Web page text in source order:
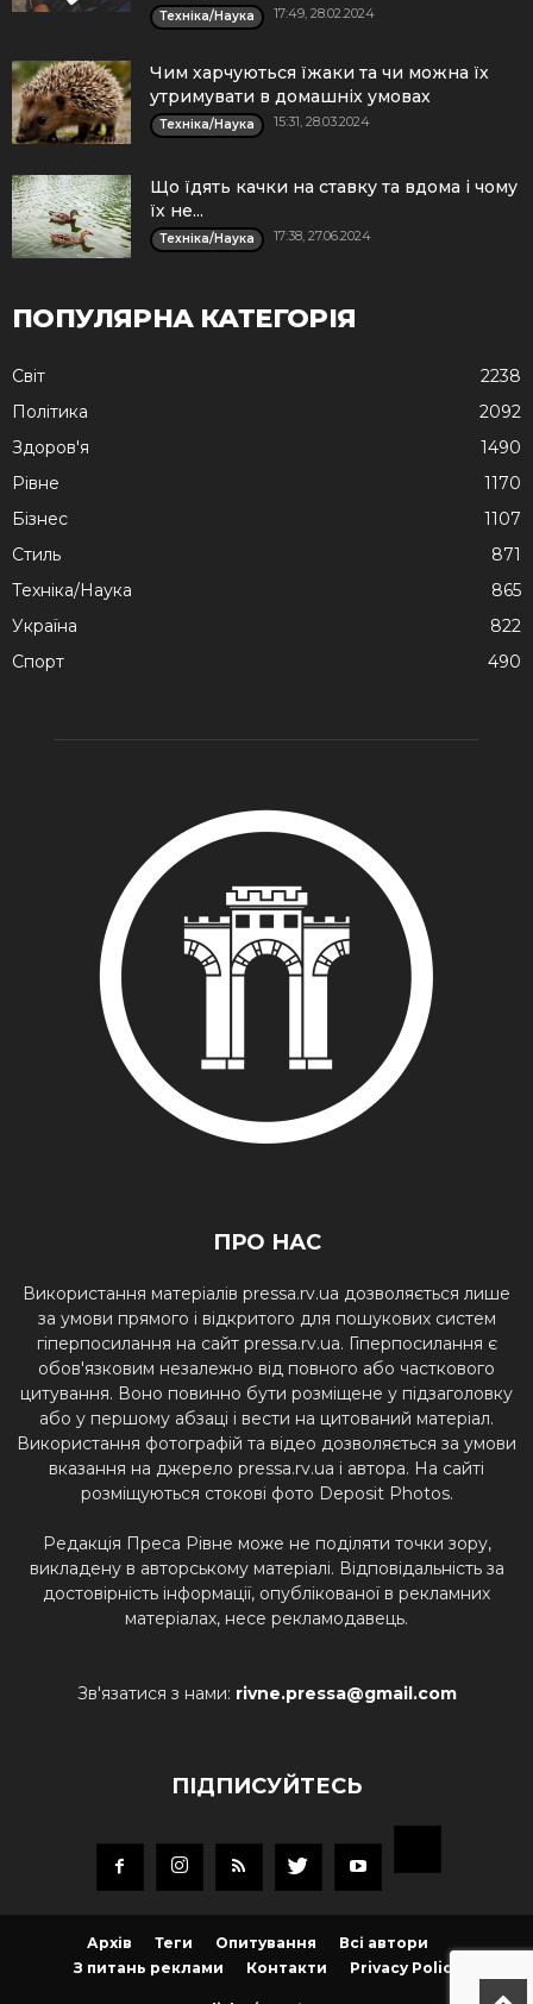
Техніка/Наука 17:49, 28.02.2024
Чим харчуються їжаки та чи можна їх
утримувати в домашніх умовах
Техніка/Наука 15:31, 28.03.2024
Що їдять качки на ставку та вдома і чому
їх не...
Техніка/Наука 17:38, 27.06.2024
ПОПУЛЯРНА КАТЕГОРІЯ
Cвіт
2238
Політика
2092
Здоров'я
1490
Рівне
1170
Бізнес
1107
Стиль
871
Техніка/Наука
865
Україна
822
Спорт
490
ПРО НАС
Використання матеріалів pressa.rv.ua дозволяється лише
за умови прямого і відкритого для пошукових систем
гіперпосилання на сайт pressa.rv.ua. Гіперпосилання є
обов'язковим незалежно від повного або часткового
цитування. Воно повинно бути розміщене у підзаголовку
або у першому абзаці і вести на цитований матеріал.
Використання фотографій та відео дозволяється за умови
вказання на джерело pressa.rv.ua і автора. На сайті
розміщуються стокові фото Deposit Photos.
Редакція Преса Рівне може не поділяти точки зору,
викладену в авторському матеріалі. Відповідальність за
достовірність інформації, опублікованої в рекламних
матеріалах, несе рекламодавець.
Зв'язатися з нами: rivne.pressa@gmail.com
ПІДПИСУЙТЕСЬ
Архів Теги Опитування
Всі автори
З питань реклами
Контакти Privacy Policy